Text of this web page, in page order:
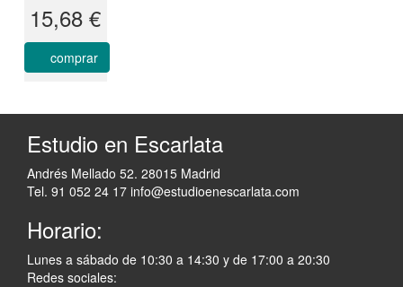
15,68 €
comprar
Estudio en Escarlata
Andrés Mellado 52. 28015 Madrid
Tel. 91 052 24 17 info@estudioenescarlata.com
Horario:
Lunes a sábado de 10:30 a 14:30 y de 17:00 a 20:30
Redes sociales: